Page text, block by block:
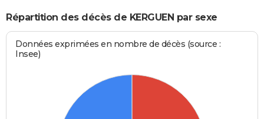
Répartition des décès de KERGUEN par sexe
Données exprimées en nombre de décès (source :
Insee)